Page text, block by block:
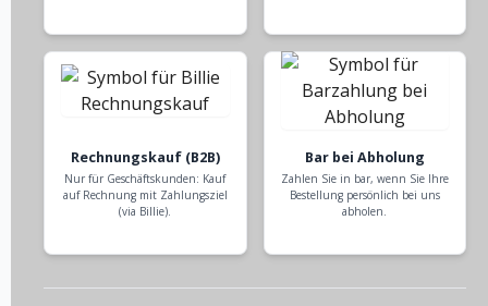
Rechnungskauf (B2B)
Nur für Geschäftskunden: Kauf
auf Rechnung mit Zahlungsziel
(via Billie).
Bar bei Abholung
Zahlen Sie in bar, wenn Sie Ihre
Bestellung persönlich bei uns
abholen.